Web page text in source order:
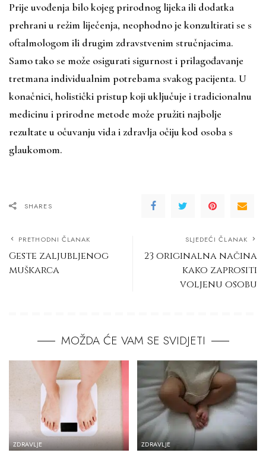
Prije uvođenja bilo kojeg prirodnog lijeka ili dodatka
prehrani u režim liječenja, neophodno je konzultirati se s
oftalmologom ili drugim zdravstvenim stručnjacima.
Samo tako se može osigurati sigurnost i prilagođavanje
tretmana individualnim potrebama svakog pacijenta. U
konačnici, holistički pristup koji uključuje i tradicionalnu
medicinu i prirodne metode može pružiti najbolje
rezultate u očuvanju vida i zdravlja očiju kod osoba s
glaukomom.
SHARES
PRETHODNI ČLANAK
Geste zaljubljenog
muškarca
SLJEDEĆI ČLANAK
23 originalna načina
kako zaprositi
voljenu osobu
MOŽDA ĆE VAM SE SVIDJETI
ZDRAVLJE ZDRAVLJE